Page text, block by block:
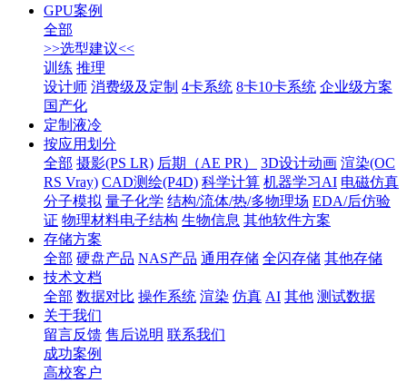
GPU案例
全部
>>选型建议<<
训练 推理
设计师 消费级及定制 4卡系统 8卡10卡系统 企业级方案
国产化
定制液冷
按应用划分
全部 摄影(PS LR) 后期（AE PR） 3D设计动画 渲染(OC
RS Vray) CAD测绘(P4D) 科学计算 机器学习AI 电磁仿真
分子模拟 量子化学 结构/流体/热/多物理场 EDA/后仿验
证 物理材料电子结构 生物信息 其他软件方案
存储方案
全部 硬盘产品 NAS产品 通用存储 全闪存储 其他存储
技术文档
全部 数据对比 操作系统 渲染 仿真 AI 其他 测试数据
关于我们
留言反馈 售后说明 联系我们
成功案例
高校客户